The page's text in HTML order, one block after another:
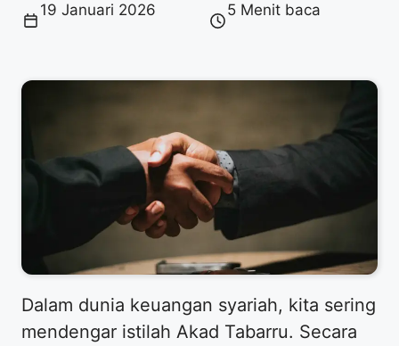
19 Januari 2026 5 Menit baca
​Dalam dunia keuangan syariah, kita sering
mendengar istilah Akad Tabarru. Secara